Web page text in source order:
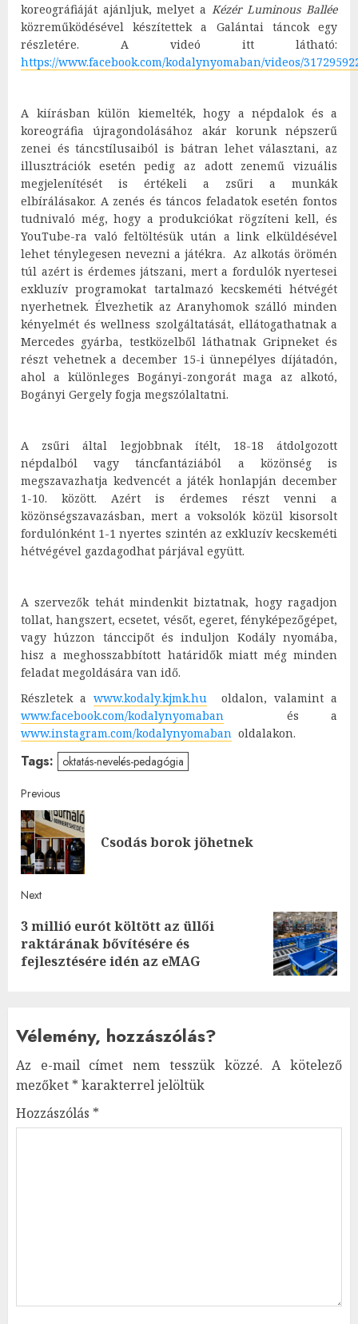
koreográfiáját ajánljuk, melyet a Kézér Luminous Ballée
közreműködésével készítettek a Galántai táncok egy
részletére. A videó itt látható:
https://www.facebook.com/kodalynyomaban/videos/
A kiírásban külön kiemelték, hogy a népdalok és a
koreográfia újragondolásához akár korunk népszerű
zenei és táncstílusaiból is bátran lehet választani, az
illusztrációk esetén pedig az adott zenemű vizuális
megjelenítését is értékeli a zsűri a munkák
elbírálásakor. A zenés és táncos feladatok esetén fontos
tudnivaló még, hogy a produkciókat rögzíteni kell, és
YouTube-ra való feltöltésük után a link elküldésével
lehet ténylegesen nevezni a játékra. Az alkotás örömén
túl azért is érdemes játszani, mert a fordulók nyertesei
exkluzív programokat tartalmazó kecskeméti hétvégét
nyerhetnek. Élvezhetik az Aranyhomok szálló minden
kényelmét és wellness szolgáltatását, ellátogathatnak a
Mercedes gyárba, testközelből láthatnak Gripneket és
részt vehetnek a december 15-i ünnepélyes díjátadón,
ahol a különleges Bogányi-zongorát maga az alkotó,
Bogányi Gergely fogja megszólaltatni.
A zsűri által legjobbnak ítélt, 18-18 átdolgozott
népdalból vagy táncfantáziából a közönség is
megszavazhatja kedvencét a játék honlapján december
1-10. között. Azért is érdemes részt venni a
közönségszavazásban, mert a voksolók közül kisorsolt
fordulónként 1-1 nyertes szintén az exkluzív kecskeméti
hétvégével gazdagodhat párjával együtt.
A szervezők tehát mindenkit biztatnak, hogy ragadjon
tollat, hangszert, ecsetet, vésőt, egeret, fényképezőgépet,
vagy húzzon tánccipőt és induljon Kodály nyomába,
hisz a meghosszabbított határidők miatt még minden
feladat megoldására van idő.
Részletek a www.kodaly.kjmk.hu oldalon, valamint a
www.facebook.com/kodalynyomaban és a
www.instagram.com/kodalynyomaban oldalakon.
Tags: oktatás-nevelés-pedagógia
Post
navigation
Previous
Csodás borok jöhetnek
Next
Next
post:
3 millió eurót költött az üllői
raktárának bővítésére és
fejlesztésére idén az eMAG
Vélemény, hozzászólás?
Az e-mail címet nem tesszük közzé. A kötelező
mezőket * karakterrel jelöltük
Hozzászólás *